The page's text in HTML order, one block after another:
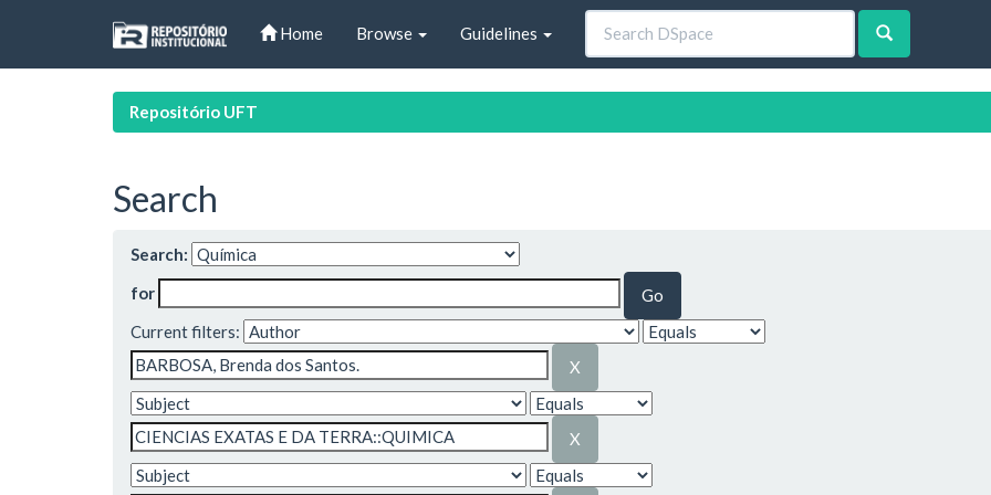
Home Browse Guidelines
Repositório UFT
Search
Search:
for
Current filters: